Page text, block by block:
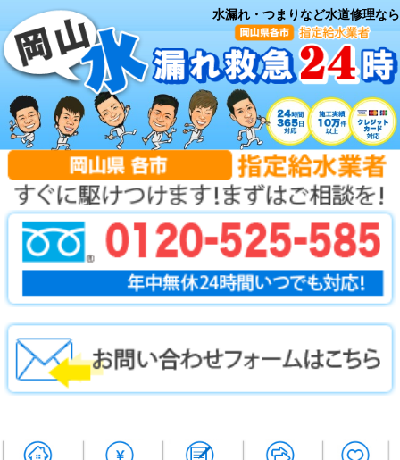
水漏れ・つまりなど水道修理なら